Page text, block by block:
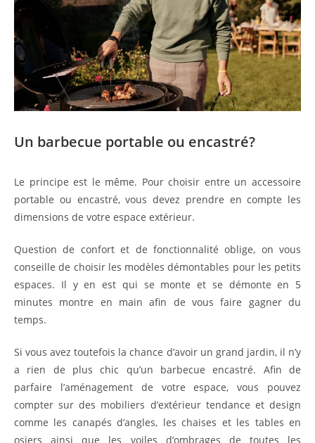
Un barbecue portable ou encastré?
Le principe est le même. Pour choisir entre un accessoire
portable ou encastré, vous devez prendre en compte les
dimensions de votre espace extérieur.
Question de confort et de fonctionnalité oblige, on vous
conseille de choisir les modèles démontables pour les petits
espaces. Il y en est qui se monte et se démonte en 5
minutes montre en main afin de vous faire gagner du
temps.
Si vous avez toutefois la chance d’avoir un grand jardin, il n’y
a rien de plus chic qu’un barbecue encastré. Afin de
parfaire l’aménagement de votre espace, vous pouvez
compter sur des mobiliers d’extérieur tendance et design
comme les canapés d’angles, les chaises et les tables en
osiers ainsi que les voiles d’ombrages de toutes les